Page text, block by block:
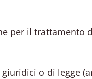
per il trattamento
o di legge